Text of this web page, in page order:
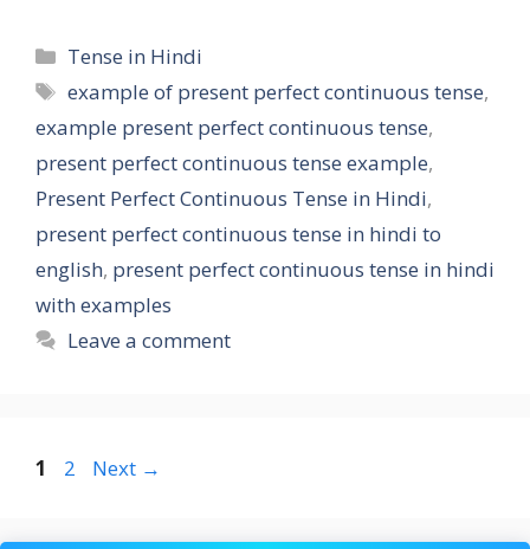
Categories
Tense in Hindi
Tags
example of present perfect continuous tense,
example present perfect continuous tense,
present perfect continuous tense example,
Present Perfect Continuous Tense in Hindi,
present perfect continuous tense in hindi to
english, present perfect continuous tense in hindi
with examples
Leave a comment
Page
1 Page
2 Next →